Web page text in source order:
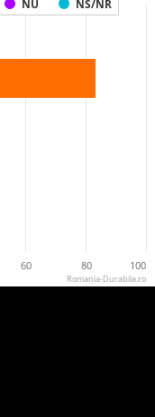
NU NS/NR
60 80 100
Romania-Durabila.ro